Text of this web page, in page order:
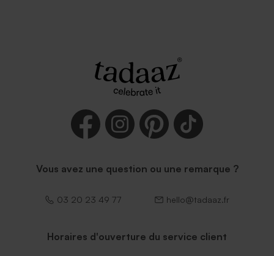
Vous avez une question ou une remarque ?
03 20 23 49 77 hello@tadaaz.fr
Horaires d'ouverture du service client